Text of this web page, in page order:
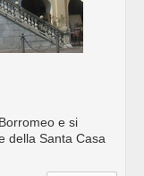
e si
della Santa Casa